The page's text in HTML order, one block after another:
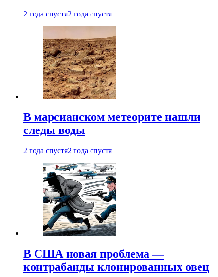
2 года спустя2 года спустя
В марсианском метеорите нашли
следы воды
2 года спустя2 года спустя
В США новая проблема —
контрабанды клонированных овец